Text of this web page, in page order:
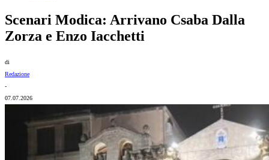
Scenari Modica: Arrivano Csaba Dalla
Zorza e Enzo Iacchetti
di
Redazione
-
07.07.2026